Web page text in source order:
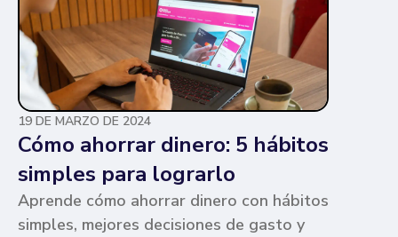
pero te contamos en qué consiste cada
una y sus diferencias.
19 DE MARZO DE 2024
Cómo ahorrar dinero: 5 hábitos
simples para lograrlo
Aprende cómo ahorrar dinero con hábitos
simples, mejores decisiones de gasto y